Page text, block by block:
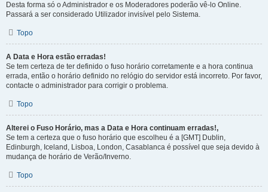
Desta forma só o Administrador e os Moderadores poderão vê-lo Online.
Passará a ser considerado Utilizador invisível pelo Sistema.
Topo
A Data e Hora estão erradas!
Se tem certeza de ter definido o fuso horário corretamente e a hora continua
errada, então o horário definido no relógio do servidor está incorreto. Por favor,
contacte o administrador para corrigir o problema.
Topo
Alterei o Fuso Horário, mas a Data e Hora continuam erradas!,
Se tem a certeza que o fuso horário que escolheu é a [GMT] Dublin,
Edinburgh, Iceland, Lisboa, London, Casablanca é possível que seja devido à
mudança de horário de Verão/Inverno.
Topo